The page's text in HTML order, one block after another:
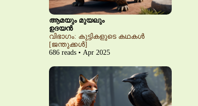
ആമയും മുയലും
ഉദയൻ
വിഭാഗം: കുട്ടികളുടെ കഥകൾ
[ജന്തുക്കൾ]
686 reads • Apr 2025